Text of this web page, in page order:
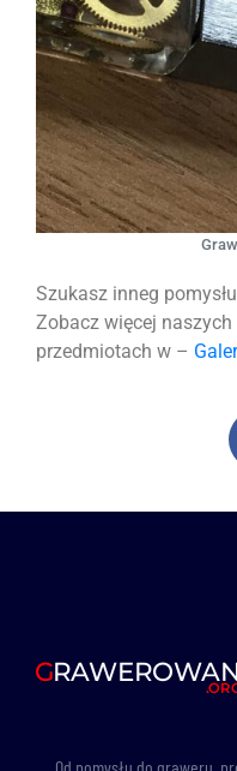
Szukasz inneg
Zobacz więcej
przedmiotach w –